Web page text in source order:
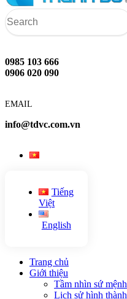
0985 103 666
0906 020 090
EMAIL
info@tdvc.com.vn
Tiếng
Việt
English
Trang chủ
Giới thiệu
Tầm nhìn sứ mệnh
Lịch sử hình thành